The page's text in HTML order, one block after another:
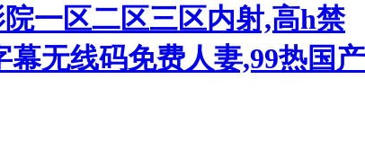
一区二区三区内射,高h禁
无线码免费人妻,99热国产